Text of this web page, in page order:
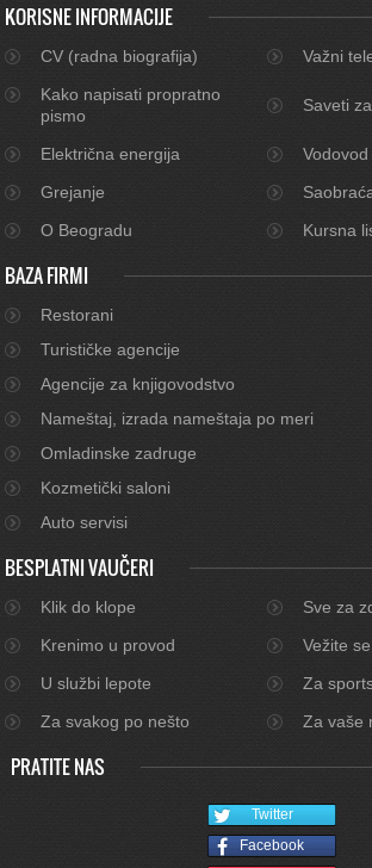
KORISNE INFORMACIJE
CV (radna biografija)
Važni
Kako napisati propratno
pismo
Saveti
Električna energija
Vodovod
Grejanje
O Beogradu
Kursna
BAZA FIRMI
Restorani
Turističke agencije
Agencije za knjigovodstvo
Nameštaj, izrada nameštaja po meri
Omladinske zadruge
Kozmetički saloni
Auto servisi
BESPLATNI VAUČERI
Klik do klope
Sve za
Krenimo u provod
Vežite
U službi lepote
Za
Za svakog po nešto
Za vaše
PRATITE NAS
Twitter
Facebook